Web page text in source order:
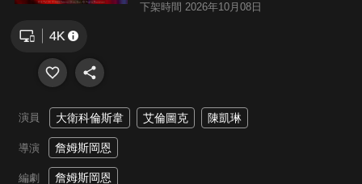
下架時間 2026年10月08日
演員 大衛科倫斯韋 艾倫圖克 陳凱琳
導演 詹姆斯岡恩
編劇 詹姆斯岡恩